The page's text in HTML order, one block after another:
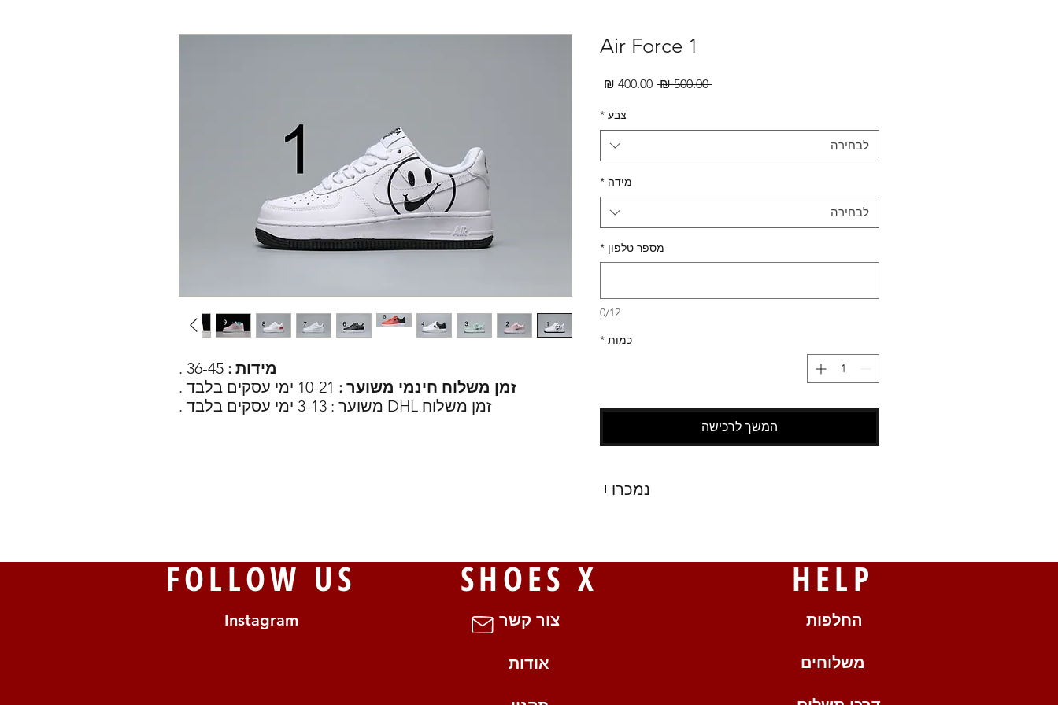
מידות : 36-45 .
זמן משלוח חינמי משוער : 10-21 ימי עסקים בלבד .
זמן משלוח DHL משוער : 3-13 ימי עסקים בלבד .
Air Force 1
‏500.00 ‏₪
מחיר
צבע *
לבחירה
מידה *
לבחירה
מספר טלפון *
0/12
כמות *
המשך לרכישה
נמכרו
FOLLOW US
Instagram
SHOES X
צור קשר
אודות
HELP
החלפות
משלוחים